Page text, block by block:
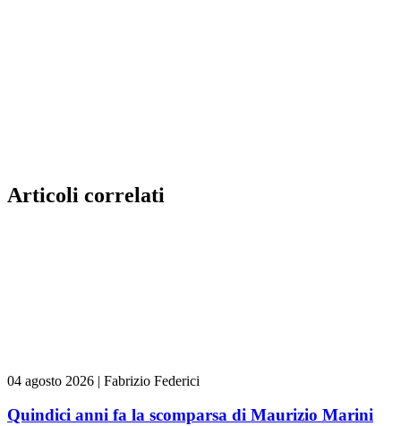
Articoli correlati
04 agosto 2026 | Fabrizio Federici
Quindici anni fa la scomparsa di Maurizio Marini